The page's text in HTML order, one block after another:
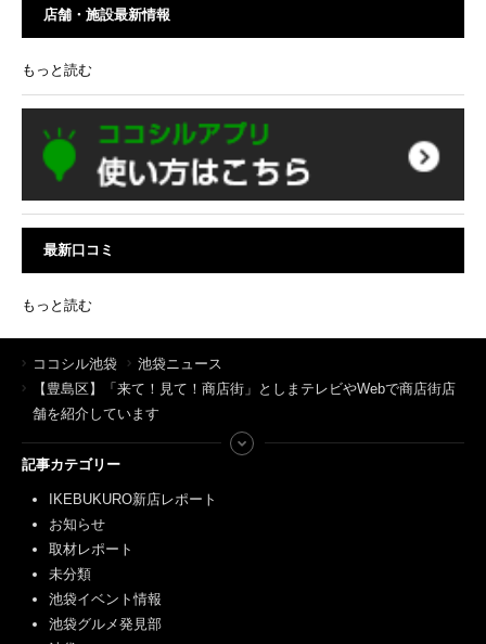
店舗・施設最新情報
もっと読む
最新口コミ
もっと読む
ココシル池袋
池袋ニュース
【豊島区】「来て！見て！商店街」としまテレビやWebで商店街店
舗を紹介しています
記事カテゴリー
IKEBUKURO新店レポート
お知らせ
取材レポート
未分類
池袋イベント情報
池袋グルメ発見部